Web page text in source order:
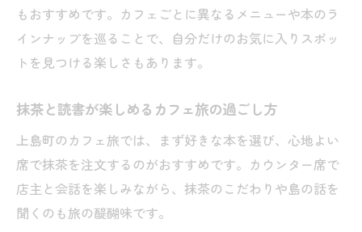
もおすすめです。カフェごとに異なるメニューや本のラ
インナップを巡ることで、自分だけのお気に入りスポッ
トを見つける楽しさもあります。
抹茶と読書が楽しめるカフェ旅の過ごし方
上島町のカフェ旅では、まず好きな本を選び、心地よい
席で抹茶を注文するのがおすすめです。カウンター席で
店主と会話を楽しみながら、抹茶のこだわりや島の話を
聞くのも旅の醍醐味です。